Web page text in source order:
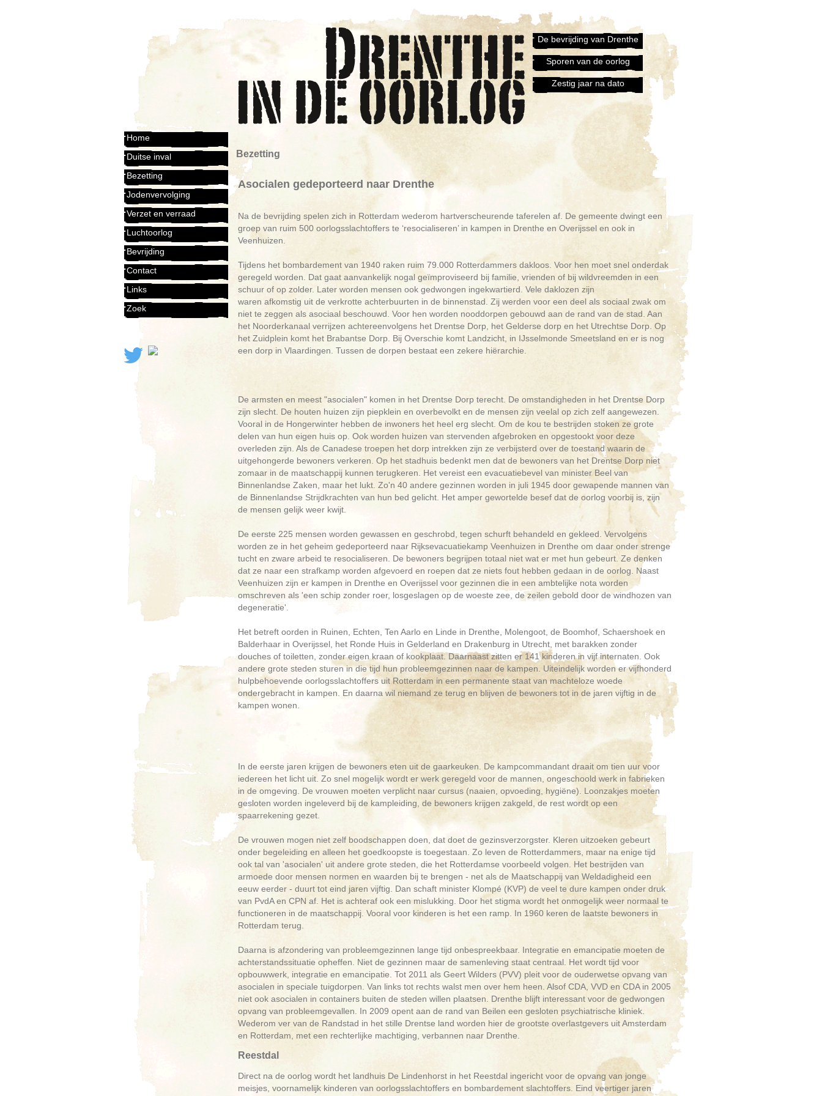
De bevrijding van Drenthe
Sporen van de oorlog
Zestig jaar na dato
Home
Duitse inval
Bezetting
Jodenvervolging
Verzet en verraad
Luchtoorlog
Bevrijding
Contact
Links
Zoek
Bezetting
Asocialen gedeporteerd naar Drenthe
Na de bevrijding spelen zich in Rotterdam wederom hartverscheurende taferelen af. De gemeente dwingt een
groep van ruim 500 oorlogsslachtoffers te ‘resocialiseren’ in kampen in Drenthe en Overijssel en ook in
Veenhuizen.
Tijdens het bombardement van 1940 raken ruim 79.000 Rotterdammers dakloos. Voor hen moet snel onderdak
geregeld worden. Dat gaat aanvankelijk nogal geïmproviseerd bij familie, vrienden of bij wildvreemden in een
schuur of op zolder. Later worden mensen ook gedwongen ingekwartierd. Vele daklozen zijn
waren afkomstig uit de verkrotte achterbuurten in de binnenstad. Zij werden voor een deel als sociaal zwak om
niet te zeggen als asociaal beschouwd. Voor hen worden nooddorpen gebouwd aan de rand van de stad. Aan
het Noorderkanaal verrijzen achtereenvolgens het Drentse Dorp, het Gelderse dorp en het Utrechtse Dorp. Op
het Zuidplein komt het Brabantse Dorp. Bij Overschie komt Landzicht, in IJsselmonde Smeetsland en er is nog
een dorp in Vlaardingen. Tussen de dorpen bestaat een zekere hiërarchie.
De armsten en meest "asocialen" komen in het Drentse Dorp terecht. De omstandigheden in het Drentse Dorp
zijn slecht. De houten huizen zijn piepklein en overbevolkt en de mensen zijn veelal op zich zelf aangewezen.
Vooral in de Hongerwinter hebben de inwoners het heel erg slecht. Om de kou te bestrijden stoken ze grote
delen van hun eigen huis op. Ook worden huizen van stervenden afgebroken en opgestookt voor deze
overleden zijn. Als de Canadese troepen het dorp intrekken zijn ze verbijsterd over de toestand waarin de
uitgehongerde bewoners verkeren. Op het stadhuis bedenkt men dat de bewoners van het Drentse Dorp niet
zomaar in de maatschappij kunnen terugkeren. Het vereist een evacuatiebevel van minister Beel van
Binnenlandse Zaken, maar het lukt. Zo'n 40 andere gezinnen worden in juli 1945 door gewapende mannen van
de Binnenlandse Strijdkrachten van hun bed gelicht. Het amper gewortelde besef dat de oorlog voorbij is, zijn
de mensen gelijk weer kwijt.
De eerste 225 mensen worden gewassen en geschrobd, tegen schurft behandeld en gekleed. Vervolgens
worden ze in het geheim gedeporteerd naar Rijksevacuatiekamp Veenhuizen in Drenthe om daar onder strenge
tucht en zware arbeid te resocialiseren. De bewoners begrijpen totaal niet wat er met hun gebeurt. Ze denken
dat ze naar een strafkamp worden afgevoerd en roepen dat ze niets fout hebben gedaan in de oorlog. Naast
Veenhuizen zijn er kampen in Drenthe en Overijssel voor gezinnen die in een ambtelijke nota worden
omschreven als 'een schip zonder roer, losgeslagen op de woeste zee, de zeilen gebold door de windhozen van
degeneratie'.
Het betreft oorden in Ruinen, Echten, Ten Aarlo en Linde in Drenthe, Molengoot, de Boomhof, Schaershoek en
Balderhaar in Overijssel, het Ronde Huis in Gelderland en Drakenburg in Utrecht, met barakken zonder
douches of toiletten, zonder eigen kraan of kookplaat. Daarnaast zitten er 141 kinderen in vijf internaten. Ook
andere grote steden sturen in die tijd hun probleemgezinnen naar de kampen. Uiteindelijk worden er vijfhonderd
hulpbehoevende oorlogsslachtoffers uit Rotterdam in een permanente staat van machteloze woede
ondergebracht in kampen. En daarna wil niemand ze terug en blijven de bewoners tot in de jaren vijftig in de
kampen wonen.
In de eerste jaren krijgen de bewoners eten uit de gaarkeuken. De kampcommandant draait om tien uur voor
iedereen het licht uit. Zo snel mogelijk wordt er werk geregeld voor de mannen, ongeschoold werk in fabrieken
in de omgeving. De vrouwen moeten verplicht naar cursus (naaien, opvoeding, hygiëne). Loonzakjes moeten
gesloten worden ingeleverd bij de kampleiding, de bewoners krijgen zakgeld, de rest wordt op een
spaarrekening gezet.
De vrouwen mogen niet zelf boodschappen doen, dat doet de gezinsverzorgster. Kleren uitzoeken gebeurt
onder begeleiding en alleen het goedkoopste is toegestaan. Zo leven de Rotterdammers, maar na enige tijd
ook tal van 'asocialen' uit andere grote steden, die het Rotterdamse voorbeeld volgen. Het bestrijden van
armoede door mensen normen en waarden bij te brengen - net als de Maatschappij van Weldadigheid een
eeuw eerder - duurt tot eind jaren vijftig. Dan schaft minister Klompé (KVP) de veel te dure kampen onder druk
van PvdA en CPN af. Het is achteraf ook een mislukking. Door het stigma wordt het onmogelijk weer normaal te
functioneren in de maatschappij. Vooral voor kinderen is het een ramp. In 1960 keren de laatste bewoners in
Rotterdam terug.
Daarna is afzondering van probleemgezinnen lange tijd onbespreekbaar. Integratie en emancipatie moeten de
achterstandssituatie opheffen. Niet de gezinnen maar de samenleving staat centraal. Het wordt tijd voor
opbouwwerk, integratie en emancipatie. Tot 2011 als Geert Wilders (PVV) pleit voor de ouderwetse opvang van
asocialen in speciale tuigdorpen. Van links tot rechts walst men over hem heen. Alsof CDA, VVD en CDA in 2005
niet ook asocialen in containers buiten de steden willen plaatsen. Drenthe blijft interessant voor de gedwongen
opvang van probleemgevallen. In 2009 opent aan de rand van Beilen een gesloten psychiatrische kliniek.
Wederom ver van de Randstad in het stille Drentse land worden hier de grootste overlastgevers uit Amsterdam
en Rotterdam, met een rechterlijke machtiging, verbannen naar Drenthe.
Reestdal
Direct na de oorlog wordt het landhuis De Lindenhorst in het Reestdal ingericht voor de opvang van jonge
meisjes, voornamelijk kinderen van oorlogsslachtoffers en bombardement slachtoffers. Eind veertiger jaren